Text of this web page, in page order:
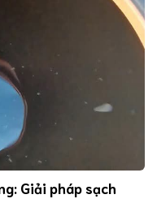
Giải pháp sạch